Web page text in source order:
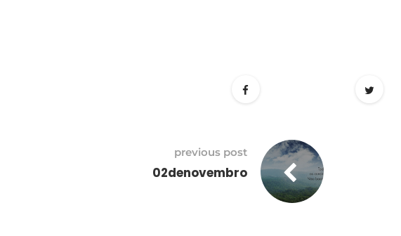
previous post
02denovembro